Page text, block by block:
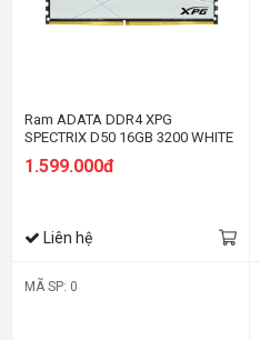
Ram ADATA DDR4 XPG
SPECTRIX D50 16GB 3200 WHITE
1.599.000đ
Liên hệ
MÃ SP: 0